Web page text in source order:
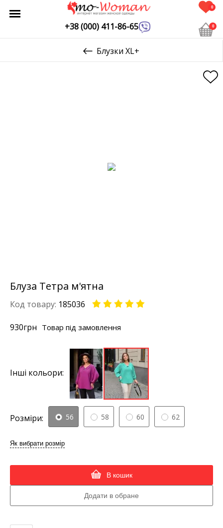
+38 (000) 411-86-65
0
0
Блузки XL+
Блуза Тетра м'ятна
Код товару: 185036
930грн Товар під замовлення
Інші кольори:
Розміри: 56 58 60 62
Як вибрати розмір
В кошик